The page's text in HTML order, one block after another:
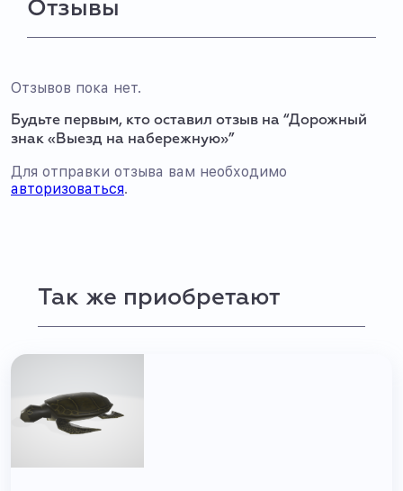
Отзывы
Отзывов пока нет.
Будьте первым, кто оставил отзыв на “Дорожный
знак «Выезд на набережную»”
Для отправки отзыва вам необходимо
авторизоваться.
Так же приобретают